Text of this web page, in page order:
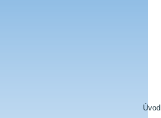
Úvod